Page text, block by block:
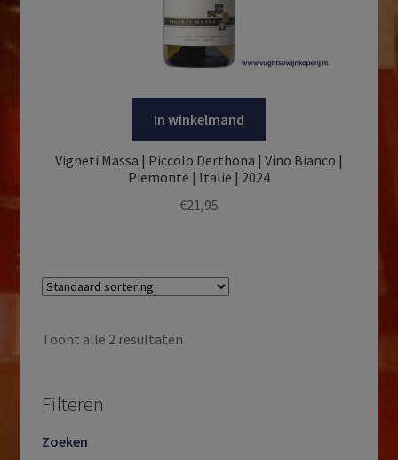
In winkelmand
Vigneti Massa | Piccolo Derthona | Vino Bianco |
Piemonte | Italie | 2024
€21,95
Toont alle 2 resultaten
Filteren
Zoeken